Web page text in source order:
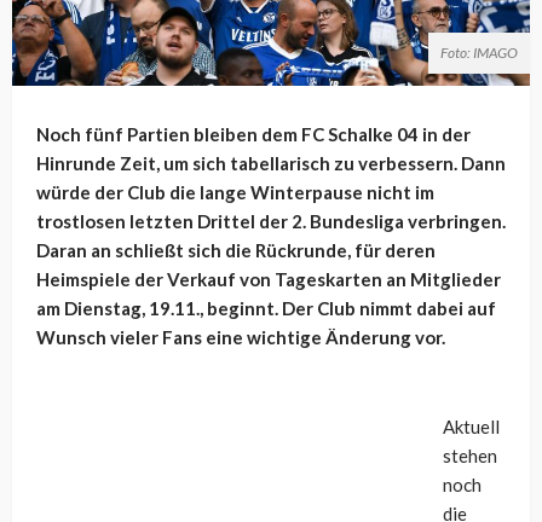
Foto: IMAGO
Noch fünf Partien bleiben dem FC Schalke 04 in der
Hinrunde Zeit, um sich tabellarisch zu verbessern. Dann
würde der Club die lange Winterpause nicht im
trostlosen letzten Drittel der 2. Bundesliga verbringen.
Daran an schließt sich die Rückrunde, für deren
Heimspiele der Verkauf von Tageskarten an Mitglieder
am Dienstag, 19.11., beginnt. Der Club nimmt dabei auf
Wunsch vieler Fans eine wichtige Änderung vor.
Aktuell
stehen
noch
die